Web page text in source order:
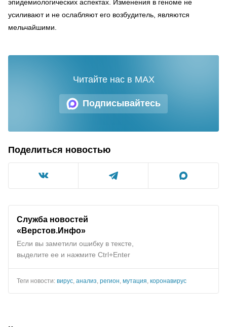
эпидемиологических аспектах. Изменения в геноме не
усиливают и не ослабляют его возбудитель, являются
мельчайшими.
Подписывайтесь
Читайте нас в MAX
Поделиться новостью
Служба новостей
«Верстов.Инфо»
Если вы заметили ошибку в тексте,
выделите ее и нажмите Ctrl+Enter
Теги новости: вирус анализ регион мутация коронавирус